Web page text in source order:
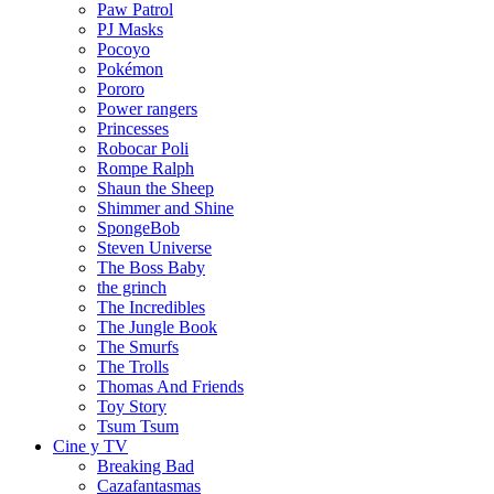
Paw Patrol
PJ Masks
Pocoyo
Pokémon
Pororo
Power rangers
Princesses
Robocar Poli
Rompe Ralph
Shaun the Sheep
Shimmer and Shine
SpongeBob
Steven Universe
The Boss Baby
the grinch
The Incredibles
The Jungle Book
The Smurfs
The Trolls
Thomas And Friends
Toy Story
Tsum Tsum
Cine y TV
Breaking Bad
Cazafantasmas